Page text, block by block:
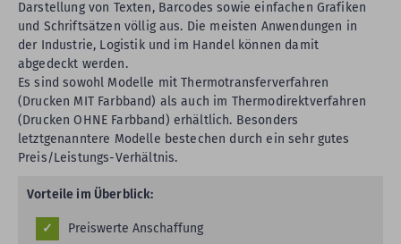
Darstellung von Texten, Barcodes sowie einfachen Grafiken
und Schriftsätzen völlig aus. Die meisten Anwendungen in
der Industrie, Logistik und im Handel können damit
abgedeckt werden.
Es sind sowohl Modelle mit Thermotransferverfahren
(Drucken MIT Farbband) als auch im Thermodirektverfahren
(Drucken OHNE Farbband) erhältlich. Besonders
letztgenanntere Modelle bestechen durch ein sehr gutes
Preis/Leistungs-Verhältnis.
Vorteile im Überblick:
Preiswerte Anschaffung